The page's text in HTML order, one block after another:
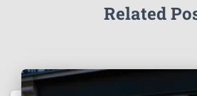
Related